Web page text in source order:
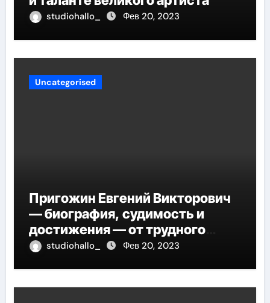
studiohallo_ Фев 20, 2023
Uncategorised
Пригожин Евгений Викторович
— биография, судимость и
достижения — от трудного
детства до мирового успеха
studiohallo_ Фев 20, 2023